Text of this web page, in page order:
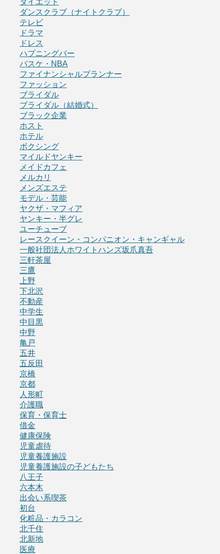
ダイエット
ダンスクラブ（ナイトクラブ）
テレビ
ドラマ
ドレス
ハプニングバー
バスケ・NBA
ファイナンシャルプランナー
ファッション
ブライダル
ブライダル（結婚式）
ブラック企業
ホスト
ホテル
ボクシング
マイルドヤンキー
メイドカフェ
メルカリ
メンズエステ
モデル・芸能
ヤクザ・マフィア
ヤンキー・半グレ
ユーチューブ
レースクイーン・コンパニオン・キャンギャル
一般社団法人ホワイトハンズ坂爪真吾
三軒茶屋
三鷹
上野
下北沢
不動産
中学生
中目黒
中野
亀戸
五井
五反田
京橋
京都
人形町
介護職
保育・保育士
借金
健康保険
児童虐待
児童養護施設
児童養護施設の子どもたち
八王子
六本木
出会い系喫茶
初台
化粧品・カラコン
北千住
北新地
医療